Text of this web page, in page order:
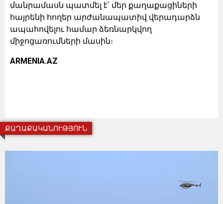
մանրամասն պատմել է՝ մեր քաղաքացիների
հայրենի հողեր արժանապատիվ վերադարձն
ապահովելու համար ձեռնարկվող
միջոցառումների մասին։
ARMENIA.AZ
ՔԱՂԱՔԱԿԱՆՈՒԹՅՈՒՆ